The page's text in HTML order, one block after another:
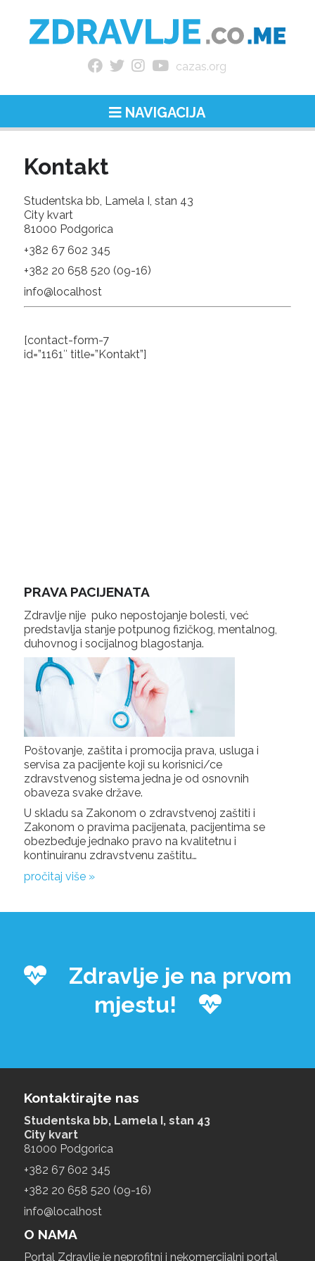
cazas.org
NAVIGACIJA
Kontakt
Studentska bb, Lamela I, stan 43
City kvart
81000 Podgorica
+‎382 67 602 345
+‎382 20 658 520 (09-16)
info@localhost
[contact-form-7
id=”1161″ title=”Kontakt”]
PRAVA PACIJENATA
Zdravlje nije puko nepostojanje bolesti, već
predstavlja stanje potpunog fizičkog, mentalnog,
duhovnog i socijalnog blagostanja.
Poštovanje, zaštita i promocija prava, usluga i
servisa za pacijente koji su korisnici/ce
zdravstvenog sistema jedna je od osnovnih
obaveza svake države.
U skladu sa Zakonom o zdravstvenoj zaštiti i
Zakonom o pravima pacijenata, pacijentima se
obezbeđuje jednako pravo na kvalitetnu i
kontinuiranu zdravstvenu zaštitu…
pročitaj više »
Zdravlje je na prvom
mjestu!
Kontaktirajte nas
Studentska bb, Lamela I, stan 43
City kvart
81000 Podgorica
+‎382 67 602 345
+‎382 20 658 520 (09-16)
info@localhost
O NAMA
Portal Zdravlje je neprofitni i nekomercijalni portal